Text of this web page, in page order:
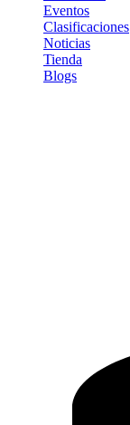
Eventos
Clasificaciones
Noticias
Tienda
Blogs